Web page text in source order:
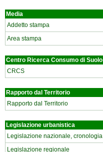
Media
Addetto stampa
Area stampa
Centro Ricerca Consumo di Suolo
CRCS
Rapporto dal Territorio
Rapporto dal Territorio
Legislazione urbanistica
Legislazione nazionale, cronologia
Legislazione regionale